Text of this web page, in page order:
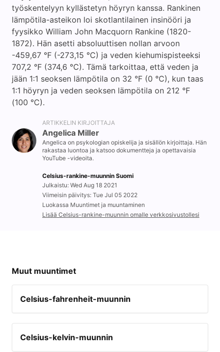
työskentelyyn kyllästetyn höyryn kanssa. Rankinen
lämpötila-asteikon loi skotlantilainen insinööri ja
fyysikko William John Macquorn Rankine (1820-
1872). Hän asetti absoluuttisen nollan arvoon
-459,67 °F (-273,15 °C) ja veden kiehumispisteeksi
707,2 °F (374,6 °C). Tämä tarkoittaa, että veden ja
jään 1:1 seoksen lämpötila on 32 °F (0 °C), kun taas
1:1 höyryn ja veden seoksen lämpötila on 212 °F
(100 °C).
ARTIKKELIN KIRJOITTAJA
Angelica Miller
Angelica on psykologian opiskelija ja sisällön kirjoittaja. Hän
rakastaa luontoa ja katsoo dokumentteja ja opettavaisia
YouTube -videoita.
Celsius-rankine-muunnin Suomi
Julkaistu: Wed Aug 18 2021
Viimeisin päivitys: Tue Jul 05 2022
Luokassa Muuntimet ja muuntaminen
Lisää Celsius-rankine-muunnin omalle verkkosivustollesi
Muut muuntimet
Celsius-fahrenheit-muunnin
Celsius-kelvin-muunnin